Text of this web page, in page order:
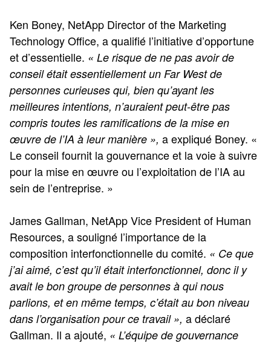
Ken Boney, NetApp Director of the Marketing
Technology Office, a qualifié l’initiative d’opportune
et d’essentielle. « Le risque de ne pas avoir de
conseil était essentiellement un Far West de
personnes curieuses qui, bien qu’ayant les
meilleures intentions, n’auraient peut-être pas
compris toutes les ramifications de la mise en
œuvre de l’IA à leur manière », a expliqué Boney. «
Le conseil fournit la gouvernance et la voie à suivre
pour la mise en œuvre ou l’exploitation de l’IA au
sein de l’entreprise. »
James Gallman, NetApp Vice President of Human
Resources, a souligné l’importance de la
composition interfonctionnelle du comité. « Ce que
j’ai aimé, c’est qu’il était interfonctionnel, donc il y
avait le bon groupe de personnes à qui nous
parlions, et en même temps, c’était au bon niveau
dans l’organisation pour ce travail », a déclaré
Gallman. Il a ajouté, « L’équipe de gouvernance